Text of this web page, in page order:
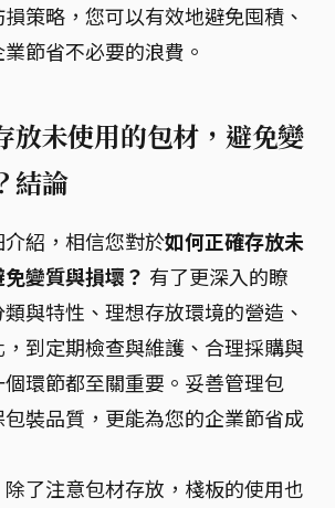
策略，您可以有效地避免囤積、
節省不必要的浪費。
放未使用的包材，避免變
結論
紹，相信您對於如何正確存放未
變質與損壞？ 有了更深入的瞭
與特性、理想存放環境的營造、
到定期檢查與維護、合理採購與
環節都至關重要。妥善管理包
裝品質，更能為您的企業節省成
了注意包材存放，棧板的使用也